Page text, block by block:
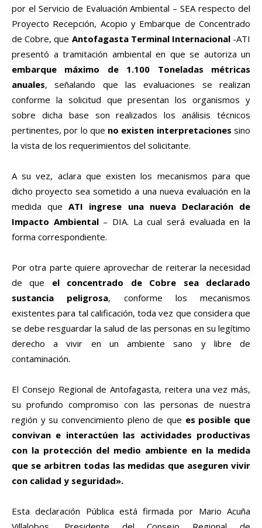
por el Servicio de Evaluación Ambiental – SEA respecto del
Proyecto Recepción, Acopio y Embarque de Concentrado
de Cobre, que Antofagasta Terminal Internacional-ATI
presentó a tramitación ambiental en que se autoriza un
embarque máximo de 1.100 Toneladas métricas
anuales, señalando que las evaluaciones se realizan
conforme la solicitud que presentan los organismos y
sobre dicha base son realizados los análisis técnicos
pertinentes, por lo que no existen interpretaciones sino
la vista de los requerimientos del solicitante.
A su vez, aclara que existen los mecanismos para que
dicho proyecto sea sometido a una nueva evaluación en la
medida queATI ingrese una nueva Declaración de
Impacto Ambiental– DIA. La cual será evaluada en la
forma correspondiente.
Por otra parte quiere aprovechar de reiterar la necesidad
de que el concentrado de Cobre sea declarado
sustancia peligrosa, conforme los mecanismos
existentes para tal calificación, toda vez que considera que
se debe resguardar la salud de las personas en su legítimo
derecho a vivir en un ambiente sano y libre de
contaminación.
El Consejo Regional de Antofagasta, reitera una vez más,
su profundo compromiso con las personas de nuestra
región y su convencimiento pleno de que es posible que
convivan e interactúen las actividades productivas
con la protección del medio ambiente en la medida
que se arbitren todas las medidas que aseguren vivir
con calidad y seguridad».
Esta declaración Pública está firmada por Mario Acuña